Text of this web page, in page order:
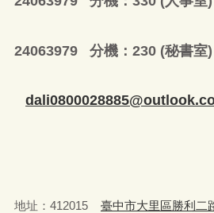
勞基法人
24063979 分機：230 (秘書室)
電子信
地址：412015 臺中市大里區勝利二